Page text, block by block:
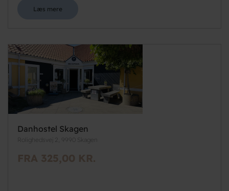
Læs mere
Danhostel Skagen
Rolighedsvej 2, 9990 Skagen
FRA 325,00 KR.